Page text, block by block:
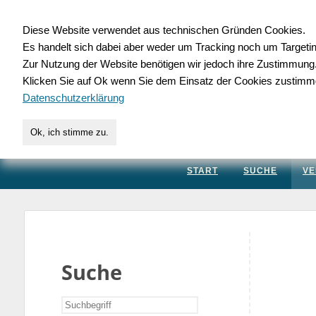
für Handwerk,
START SUCHE
Suche
Diese Website verwendet aus technischen Gründen Cookies.
Es handelt sich dabei aber weder um Tracking noch um
Zur Nutzung der Website benötigen wir jedoch ihre Zustimmung.
Klicken Sie auf Ok wenn Sie dem Einsatz der Cookies
Datenschutzerklärung
Ok, ich stimme zu.